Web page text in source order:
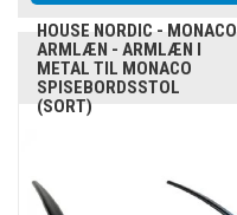
HOUSE NORDIC - MONACO
ARMLÆN - ARMLÆN I
METAL TIL MONACO
SPISEBORDSSTOL
(SORT)